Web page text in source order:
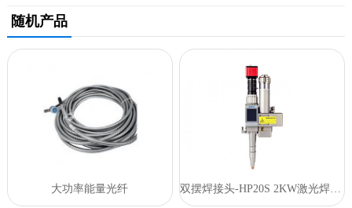
随机产品
大功率能量光纤